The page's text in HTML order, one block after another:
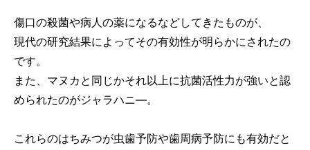
傷口の殺菌や病人の薬になるなどしてきたものが、
現代の研究結果によってその有効性が明らかにされたの
です。
また、マヌカと同じかそれ以上に抗菌活性力が強いと認
められたのがジャラハニ―。
これらのはちみつが虫歯予防や歯周病予防にも有効だと